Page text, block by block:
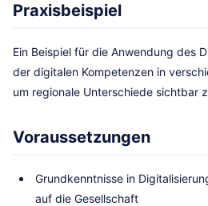
Praxisbeispiel
Ein Beispiel für die Anwendung des
der digitalen Kompetenzen in
um regionale Unterschiede sichtbar
Voraussetzungen
Grundkenntnisse in
auf die Gesellschaft